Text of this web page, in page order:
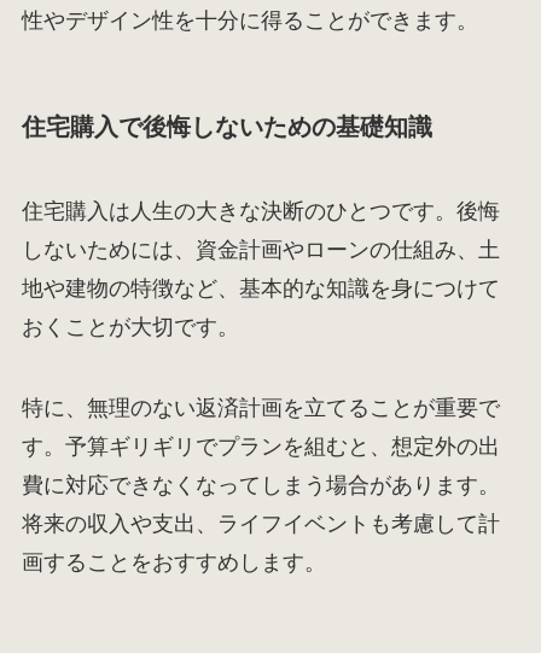
性やデザイン性を十分に得ることができます。
住宅購入で後悔しないための基礎知識
住宅購入は人生の大きな決断のひとつです。後悔
しないためには、資金計画やローンの仕組み、土
地や建物の特徴など、基本的な知識を身につけて
おくことが大切です。
特に、無理のない返済計画を立てることが重要で
す。予算ギリギリでプランを組むと、想定外の出
費に対応できなくなってしまう場合があります。
将来の収入や支出、ライフイベントも考慮して計
画することをおすすめします。